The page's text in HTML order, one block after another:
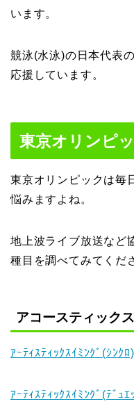
います。
競泳(水泳)の日本代表
応援しています。
東京オリンピ
東京オリンピックは毎
悩みますよね。
地上波ライブ放送など
種目を調べてみてくだ
アコースティック
ｱｰﾃｨｽﾃｨｯｸｽｲﾐﾝｸﾞ(ｼﾝｸ
ｱｰﾃｨｽﾃｨｯｸｽｲﾐﾝｸﾞ(ﾃﾞｭ